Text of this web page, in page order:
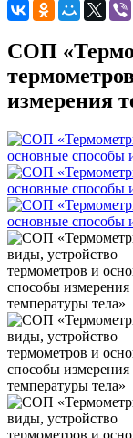
СОП
измерения